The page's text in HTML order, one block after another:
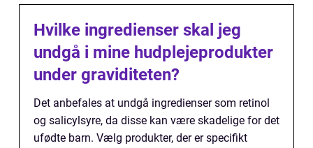
Hvilke ingredienser skal jeg
undgå i mine hudplejeprodukter
under graviditeten?
Det anbefales at undgå ingredienser som retinol
og salicylsyre, da disse kan være skadelige for det
ufødte barn. Vælg produkter, der er specifikt